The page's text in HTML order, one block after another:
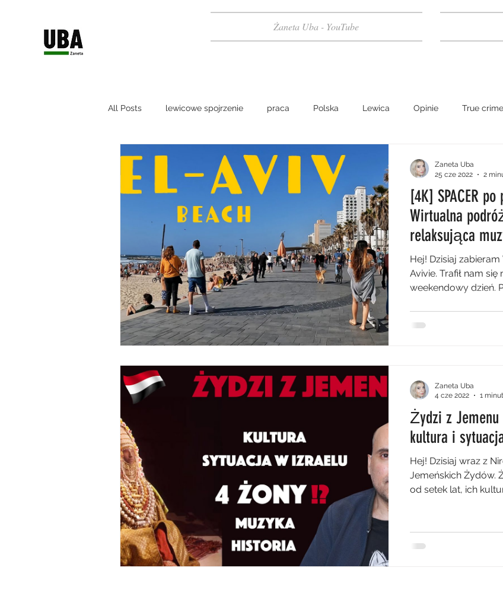
Żaneta Uba - YouTube
All Posts lewicowe spojrzenie praca Polska Lewica Opinie True crime
Podcast kryminalny Zagadki kryminalne Historia
ziemia święta zwiedzanie przewodnik turystyczny
relacje polsko-izraelskie wywiad Tel-Aviv technologie
Wojna na Ukrainie Izraelska polityka HERstoria
[4K] SPACER
Wirtualna
relaksująca
Hej! Dzisiaj
Avivie. Trafił nam
weekendowy dzień.
Zaneta Uba
25 cze 2022
2
Żydzi z
kultura i
Hej! Dzisiaj wraz z
Jemeńskich Żydów.
od setek lat, ich
Zaneta Uba
4 cze 2022
1